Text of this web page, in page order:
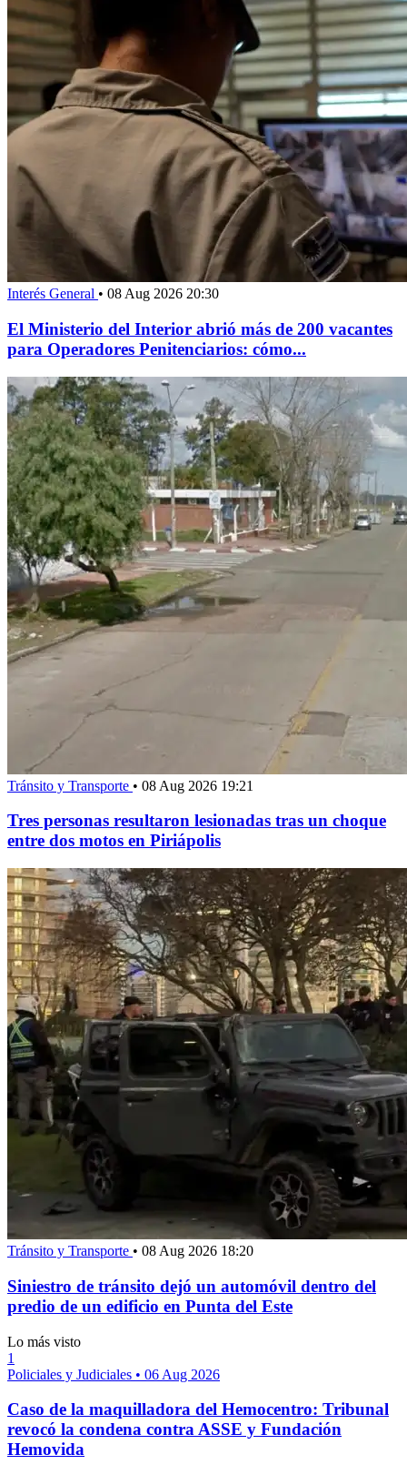
Interés General • 08 Aug 2026 20:30
El Ministerio del Interior abrió más de 200 vacantes
para Operadores Penitenciarios: cómo...
Tránsito y Transporte • 08 Aug 2026 19:21
Tres personas resultaron lesionadas tras un choque
entre dos motos en Piriápolis
Tránsito y Transporte • 08 Aug 2026 18:20
Siniestro de tránsito dejó un automóvil dentro del
predio de un edificio en Punta del Este
Lo más visto
1
Policiales y Judiciales • 06 Aug 2026
Caso de la maquilladora del Hemocentro: Tribunal
revocó la condena contra ASSE y Fundación
Hemovida